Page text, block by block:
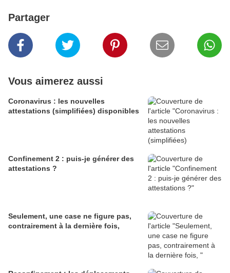
Partager
Vous aimerez aussi
Coronavirus : les nouvelles
attestations (simplifiées) disponibles
Confinement 2 : puis-je générer des
attestations ?
Seulement, une case ne figure pas,
contrairement à la dernière fois,